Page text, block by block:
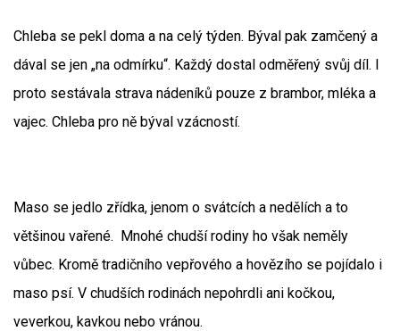
Chleba se pekl doma a na celý týden. Býval pak zamčený a
dával se jen „na odmírku“. Každý dostal odměřený svůj díl. I
proto sestávala strava nádeníků pouze z brambor, mléka a
vajec. Chleba pro ně býval vzácností.
Maso se jedlo zřídka, jenom o svátcích a nedělích a to
většinou vařené. Mnohé chudší rodiny ho však neměly
vůbec. Kromě tradičního vepřového a hovězího se pojídalo i
maso psí. V chudších rodinách nepohrdli ani kočkou,
veverkou, kavkou nebo vránou.